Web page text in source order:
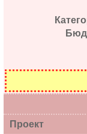
Проект